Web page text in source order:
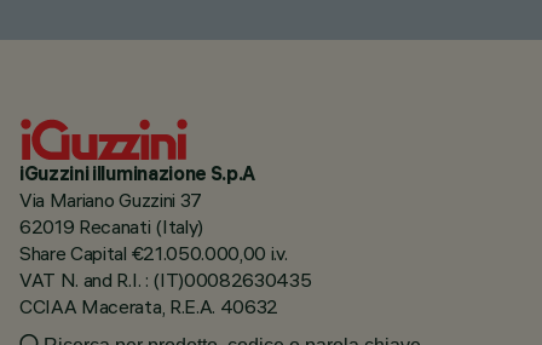
iGuzzini illuminazione S.p.A
Via Mariano Guzzini 37
62019 Recanati (Italy)
Share Capital €21.050.000,00 i.v.
VAT N. and R.I. : (IT)00082630435
CCIAA Macerata, R.E.A. 40632